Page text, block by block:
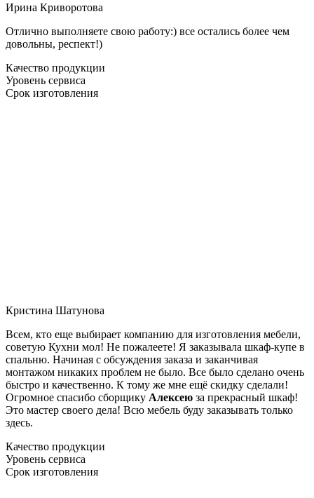
Ирина Криворотова
Отлично выполняете свою работу:) все остались более чем
довольны, респект!)
Качество продукции
Уровень сервиса
Срок изготовления
Кристина Шатунова
Всем, кто еще выбирает компанию для изготовления мебели,
советую Кухни мол! Не пожалеете! Я заказывала шкаф-купе в
спальню. Начиная с обсуждения заказа и заканчивая
монтажом никаких проблем не было. Все было сделано очень
быстро и качественно. К тому же мне ещё скидку сделали!
Огромное спасибо сборщику Алексею за прекрасный шкаф!
Это мастер своего дела! Всю мебель буду заказывать только
здесь.
Качество продукции
Уровень сервиса
Срок изготовления